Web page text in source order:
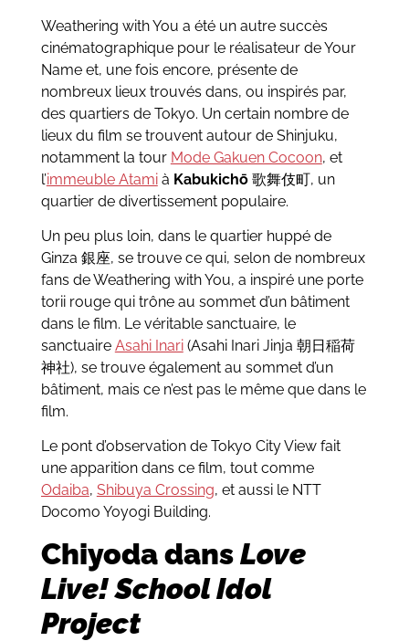
Weathering with You a été un autre succès
cinématographique pour le réalisateur de Your
Name et, une fois encore, présente de
nombreux lieux trouvés dans, ou inspirés par,
des quartiers de Tokyo. Un certain nombre de
lieux du film se trouvent autour de Shinjuku,
notamment la tour Mode Gakuen Cocoon, et
l’immeuble Atamià Kabukichō歌舞伎町, un
quartier de divertissement populaire.
Un peu plus loin, dans le quartier huppé de
Ginza 銀座, se trouve ce qui, selon de nombreux
fans de Weathering with You, a inspiré une porte
torii rouge qui trône au sommet d’un bâtiment
dans le film. Le véritable sanctuaire, le
sanctuaire Asahi Inari(Asahi Inari Jinja 朝日稲荷
神社), se trouve également au sommet d’un
bâtiment, mais ce n’est pas le même que dans le
film.
Le pont d’observation de Tokyo City View fait
une apparition dans ce film, tout comme
Odaiba, Shibuya Crossing, et aussi le NTT
Docomo Yoyogi Building.
Chiyoda dansLove
Live! School Idol
Project